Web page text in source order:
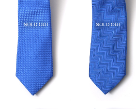
SOLD OUT SOLD OUT